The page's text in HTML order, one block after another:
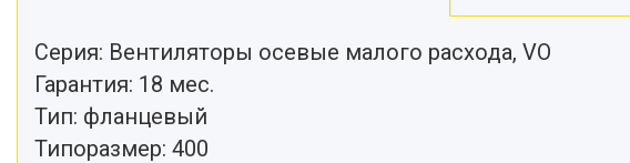
Серия: Вентиляторы осевые малого расхода, VO
Гарантия: 18 мес.
Тип: фланцевый
Типоразмер: 400